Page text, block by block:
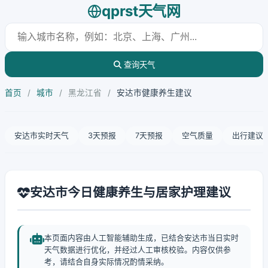
qprst天气网
查询天气
首页 / 城市 / 黑龙江省 / 安达市健康养生建议
安达市实时天气 3天预报 7天预报 空气质量 出行建议
安达市今日健康养生与居家护理建议
本页面内容由人工智能辅助生成，已结合安达市当日实时
天气数据进行优化，并经过人工审核校验。内容仅供参
考，请结合自身实际情况酌情采纳。